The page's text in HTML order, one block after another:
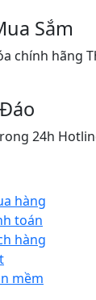
Sắm
chính hãng
24h
hàng
toán
hàng
mềm